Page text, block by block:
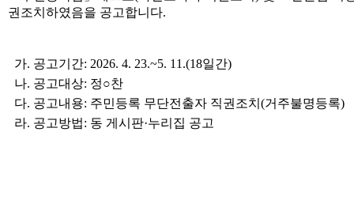
권조치하였음을 공고합니다.
가. 공고기간: 2026. 4. 23.~5. 11.(18일간)
나. 공고대상: 정○찬
다. 공고내용: 주민등록 무단전출자 직권조치(거주불명등록)
라. 공고방법: 동 게시판·누리집 공고